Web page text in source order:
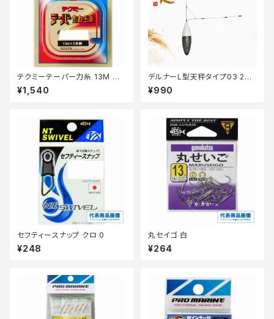
テクミーテーパー力糸 13M 赤
2本 0.6ー6【継続セール_仕掛】
¥1,540
デルナーL型天秤タイプ03 27
【篭定】
¥990
セフティースナップ クロ 0
¥248
丸セイゴ 白
¥264